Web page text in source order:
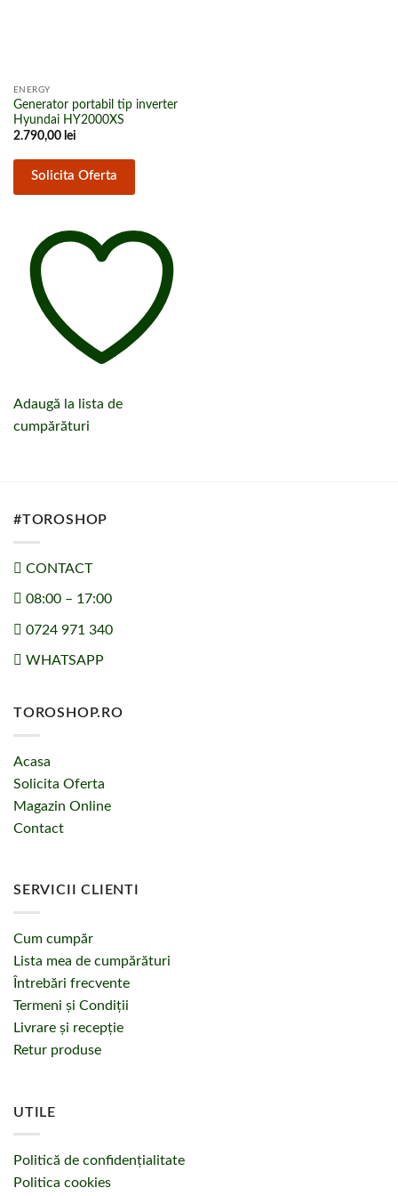
ENERGY
Generator portabil tip inverter
Hyundai HY2000XS
2.790,00 lei
Solicita Oferta
Adaugă la lista de
cumpărături
#TOROSHOP
CONTACT
08:00 – 17:00
0724 971 340
WHATSAPP
TOROSHOP.RO
Acasa
Solicita Oferta
Magazin Online
Contact
SERVICII CLIENTI
Cum cumpăr
Lista mea de cumpărături
Întrebări frecvente
Termeni și Condiții
Livrare și recepție
Retur produse
UTILE
Politică de confidențialitate
Politica cookies